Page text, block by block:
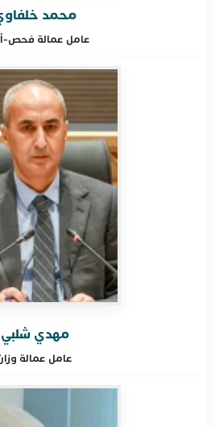
محمد
عامل عمالة فحص-
مهدي شلبي
عامل عمالة